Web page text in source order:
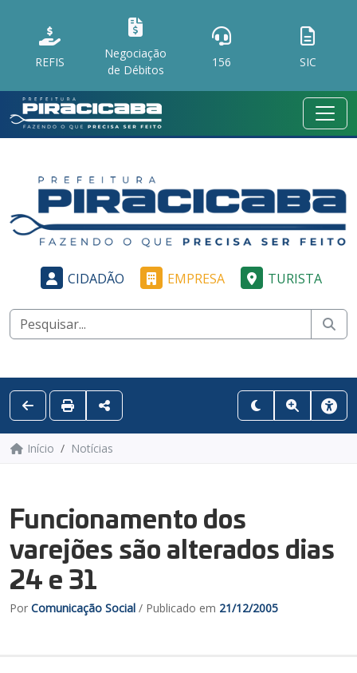
REFIS
Negociação
de Débitos
156 SIC
CIDADÃO EMPRESA TURISTA
Início Notícias
Funcionamento dos
varejões são alterados dias
24 e 31
Por Comunicação Social / Publicado em 21/12/2005